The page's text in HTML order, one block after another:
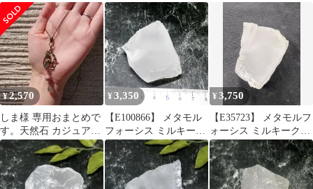
ーツ 水晶 パワーストー
ン 天然石 鉱物 原石
ォーツ 水晶 パワースト
ーン 天然石 鉱物 原石
ォーツ 水晶 パワースト
ーン 天然石 鉱物 原石
¥2,570
しま様 専用おまとめで
す。天然石 カジュアル
ネックレス(113)
¥ 3,350
【E100866】 メタモル
フォーシス ミルキーク
ォーツ 水晶 パワースト
ーン 天然石 鉱物 原石
¥3,750
【E35723】 メタモルフ
ォーシス ミルキークォ
ーツ 水晶 パワーストー
ン 天然石 鉱物 原石